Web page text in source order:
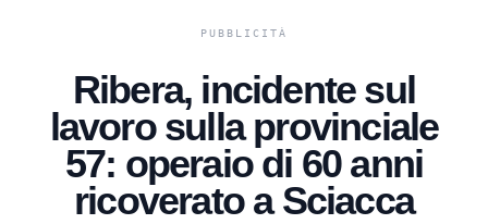
Ribera, incidente sul
lavoro sulla provinciale
57: operaio di 60 anni
ricoverato a Sciacca